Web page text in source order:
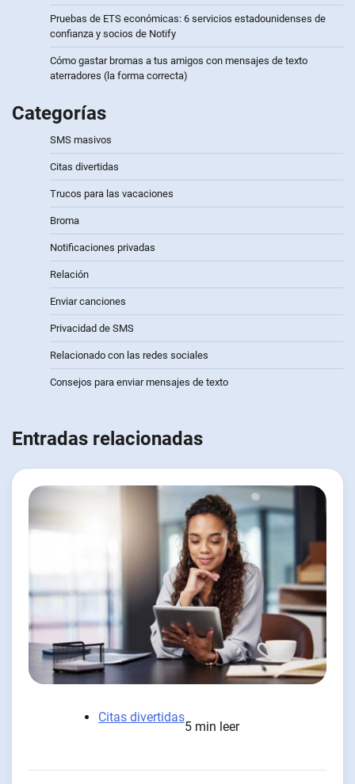
Pruebas de ETS económicas: 6 servicios estadounidenses de
confianza y socios de Notify
Cómo gastar bromas a tus amigos con mensajes de texto
aterradores (la forma correcta)
Categorías
SMS masivos
Citas divertidas
Trucos para las vacaciones
Broma
Notificaciones privadas
Relación
Enviar canciones
Privacidad de SMS
Relacionado con las redes sociales
Consejos para enviar mensajes de texto
Entradas relacionadas
Citas divertidas
5 min leer